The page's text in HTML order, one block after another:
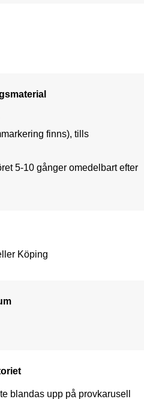
finns), tills
5-10 gånger omedelbart efter
Köping
blandas upp på provkarusell